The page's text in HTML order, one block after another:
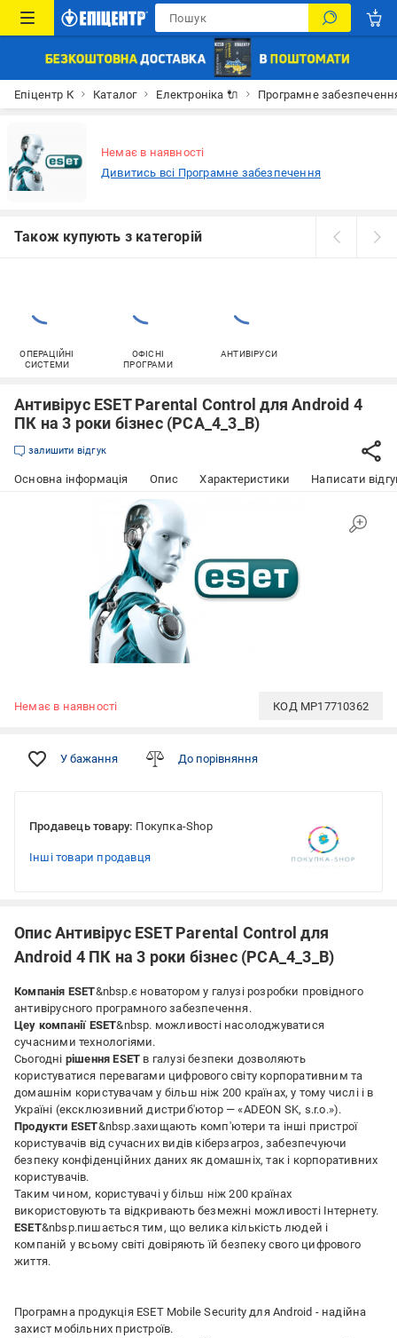
Епіцентр К Каталог Електроніка 🔌 Програмне
Немає в наявності
Дивитись всі Програмне забезпечення
Також купують з категорій
ОПЕРАЦІЙНІ
СИСТЕМИ
ОФІСНІ
ПРОГРАМИ
АНТИВІРУСИ
Антивірус ESET Parental Control для Android 4
ПК на 3 роки бізнес (PCA_4_3_B)
залишити відгук
Основна інформація Опис Характеристики Написати
Немає в наявності КОД MP17710362
У бажання До порівняння
Продавець товару: Покупка-Shop
Інші товари продавця
Опис Антивірус ESET Parental Control для
Android 4 ПК на 3 роки бізнес (PCA_4_3_B)
Компанія ESET&nbsp.є новатором у галузі розробки провідного
антивірусного програмного забезпечення.
Цеу компанії ESET&nbsp. можливості насолоджуватися
сучасними технологіями.
Сьогодні рішення ESET в галузі безпеки дозволяють
користуватися перевагами цифрового світу корпоративним та
домашнім користувачам у більш ніж 200 країнах, у тому числі і в
Україні (ексклюзивний дистриб'ютор — «ADEON SK, s.r.o.»).
Продукти ESET&nbsp.захищають комп'ютери та інші пристрої
користувачів від сучасних видів кіберзагроз, забезпечуючи
безпеку конфіденційних даних як домашніх, так і корпоративних
користувачів.
Таким чином, користувачі у більш ніж 200 країнах
використовують та відкривають безмежні можливості Інтернету.
ESET&nbsp.пишається тим, що велика кількість людей і
компаній у всьому світі довіряють їй безпеку свого цифрового
життя.
Програмна продукція ESET Mobile Security для Android - надійна
захист мобільних пристроїв.